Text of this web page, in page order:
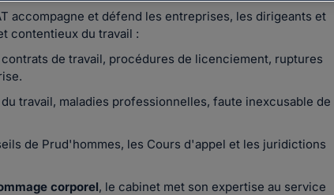
accompagne et défend les entreprises, les dirigeants et
contentieux du travail :
de travail, procédures de licenciement, ruptures
travail, maladies professionnelles, faute inexcusable de
de Prud'hommes, les Cours d'appel et les juridictions
corporel, le cabinet met son expertise au service